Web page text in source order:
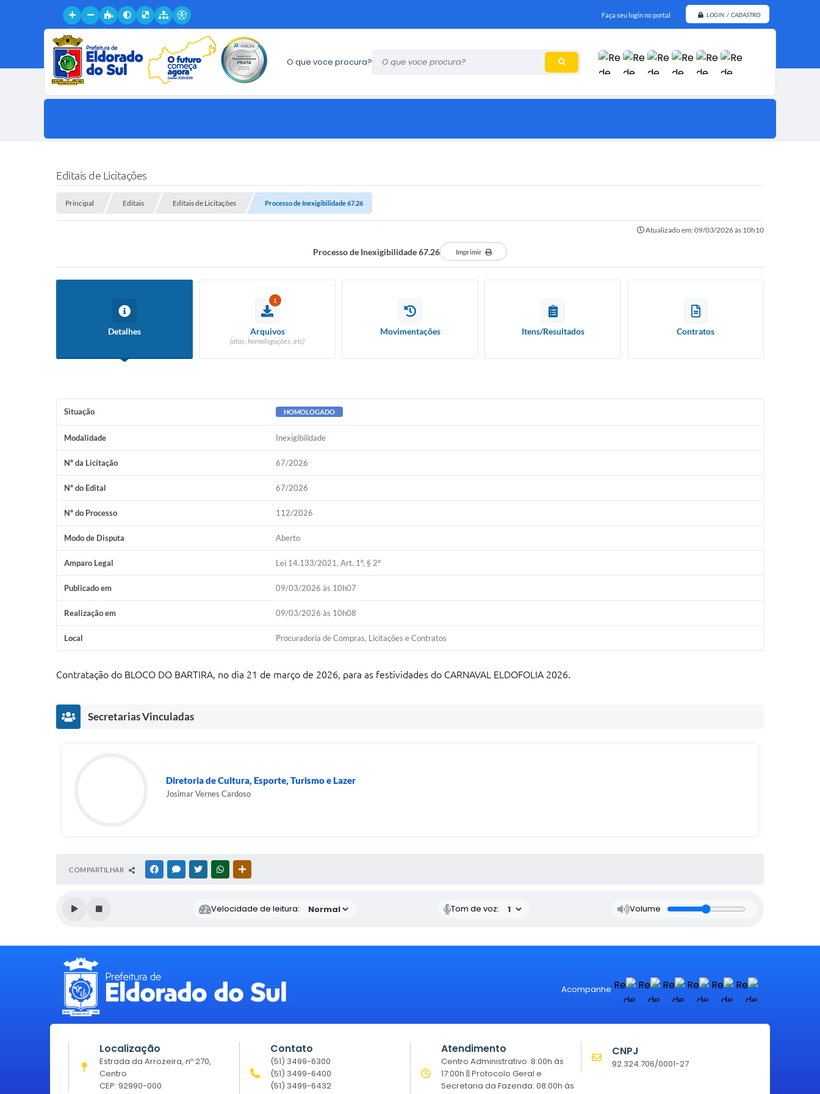
Faça seu login no portal LOGIN / CADASTRO
O que voce procura?
Editais de Licitações
Principal Editais Editais de Licitações Processo de Inexigibilidade 67.26
Atualizado em: 09/03/2026 às 10h10
Processo de Inexigibilidade 67.26 Imprimir
Detalhes
1
Arquivos
(atas, homologações, etc)
Movimentações Itens/Resultados Contratos
Situação HOMOLOGADO
Modalidade Inexigibilidade
Nº da Licitação 67/2026
Nº do Edital 67/2026
Nº do Processo 112/2026
Modo de Disputa Aberto
Amparo Legal Lei 14.133/2021, Art. 1º, § 2º
Publicado em 09/03/2026 às 10h07
Realização em 09/03/2026 às 10h08
Local Procuradoria de Compras, Licitações e Contratos
Contratação do BLOCO DO BARTIRA, no dia 21 de março de 2026, para as festividades do CARNAVAL ELDOFOLIA 2026.
Secretarias Vinculadas
Diretoria de Cultura, Esporte, Turismo e Lazer
Josimar Vernes Cardoso
COMPARTILHAR FACEBOOKMESSENGER
TWITTERWHATSAPP
Velocidade de leitura: Tom de voz: Volume
Acompanhe
Localização
Estrada da Arrozeira, nº 270,
Centro
CEP: 92990-000
Contato
(51) 3499-6300
(51) 3499-6400
(51) 3499-6432
Atendimento
Centro Administrativo: 8:00h às
17:00h || Protocolo Geral e
Secretaria da Fazenda: 08:00h às
CNPJ
92.324.706/0001-27